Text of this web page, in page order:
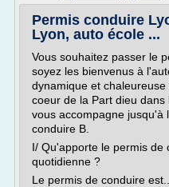
Permis conduire
Lyon, auto école ...
Vous souhaitez passer le
soyez les bienvenus à
dynamique et
coeur de la Part dieu
vous accompagne jusqu'à
conduire B.
I/ Qu'apporte le permis de
quotidienne ?
Le permis de conduire est...